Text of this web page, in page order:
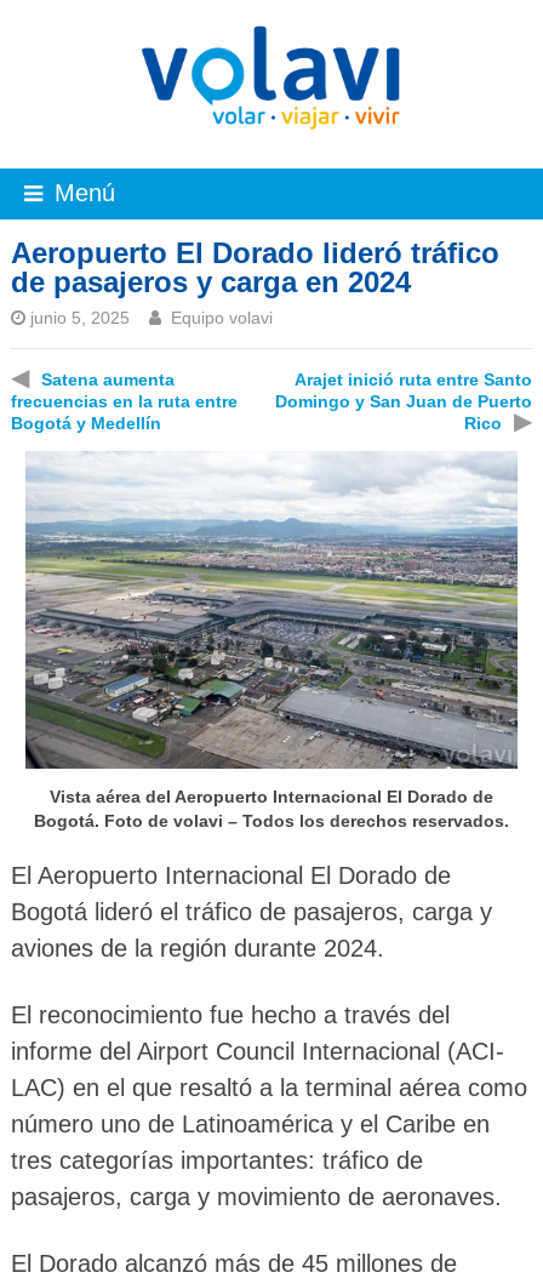
Menú
Aeropuerto El Dorado lideró tráfico
de pasajeros y carga en 2024
junio 5, 2025 Equipo volavi
◀
Satena aumenta
frecuencias en la ruta entre
Bogotá y Medellín
Arajet inició ruta entre Santo
Domingo y San Juan de Puerto
Rico
▶
Vista aérea del Aeropuerto Internacional El Dorado de
Bogotá. Foto de volavi – Todos los derechos reservados.
El Aeropuerto Internacional El Dorado de
Bogotá lideró el tráfico de pasajeros, carga y
aviones de la región durante 2024.
El reconocimiento fue hecho a través del
informe del Airport Council Internacional (ACI-
LAC) en el que resaltó a la terminal aérea como
número uno de Latinoamérica y el Caribe en
tres categorías importantes: tráfico de
pasajeros, carga y movimiento de aeronaves.
El Dorado alcanzó más de 45 millones de